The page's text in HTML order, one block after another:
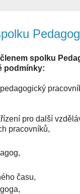
spolku
podmínky:
pro další
pracovníků,
času,